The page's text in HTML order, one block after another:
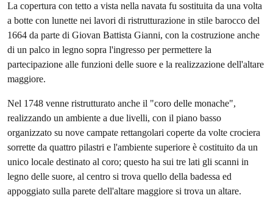
La copertura con tetto a vista nella navata fu sostituita da una volta
a botte con lunette nei lavori di ristrutturazione in stile barocco del
1664 da parte di Giovan Battista Gianni, con la costruzione anche
di un palco in legno sopra l'ingresso per permettere la
partecipazione alle funzioni delle suore e la realizzazione dell'altare
maggiore.
Nel 1748 venne ristrutturato anche il "coro delle monache",
realizzando un ambiente a due livelli, con il piano basso
organizzato su nove campate rettangolari coperte da volte crociera
sorrette da quattro pilastri e l'ambiente superiore è costituito da un
unico locale destinato al coro; questo ha sui tre lati gli scanni in
legno delle suore, al centro si trova quello della badessa ed
appoggiato sulla parete dell'altare maggiore si trova un altare.